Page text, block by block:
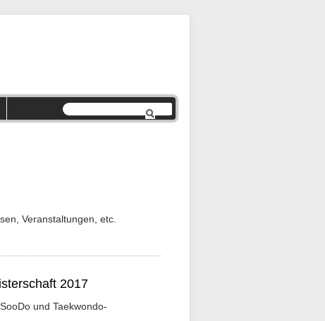
Veranstaltungen, etc.
2017
und Taekwondo-